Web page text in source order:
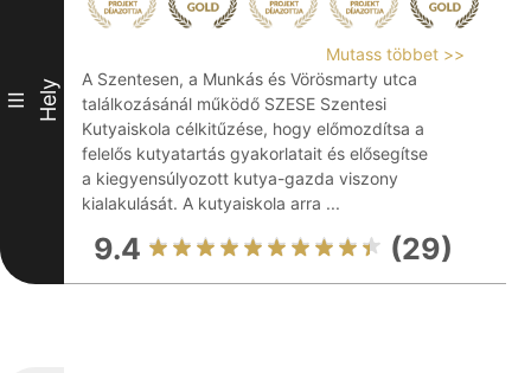
III Hely
Mutass többet >>
A Szentesen, a Munkás és Vörösmarty utca
találkozásánál működő SZESE Szentesi
Kutyaiskola célkitűzése, hogy előmozdítsa a
felelős kutyatartás gyakorlatait és elősegítse
a kiegyensúlyozott kutya-gazda viszony
kialakulását. A kutyaiskola arra ...
9.4 (29)